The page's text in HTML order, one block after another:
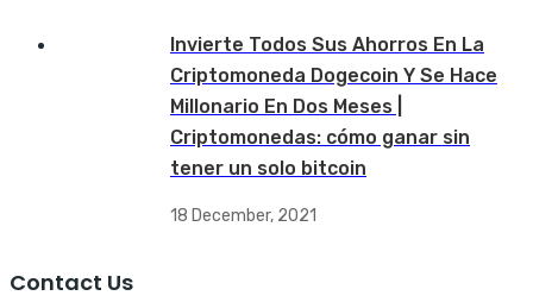
Invierte Todos Sus Ahorros En La
Criptomoneda Dogecoin Y Se Hace
Millonario En Dos Meses |
Criptomonedas: cómo ganar sin
tener un solo bitcoin
18 December, 2021
Contact Us